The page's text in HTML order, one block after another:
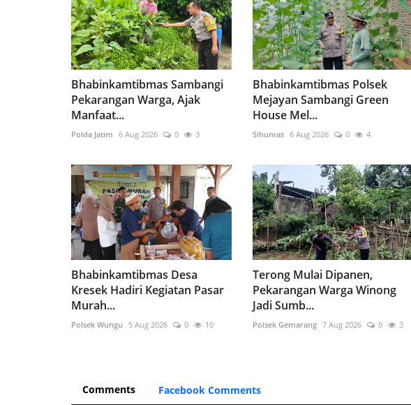
Bhabinkamtibmas Sambangi
Pekarangan Warga, Ajak
Manfaat...
Polda Jatim 6 Aug 2026 0 3
Bhabinkamtibmas Polsek
Mejayan Sambangi Green
House Mel...
Sihumas 6 Aug 2026 0 4
Bhabinkamtibmas Desa
Kresek Hadiri Kegiatan Pasar
Murah...
Polsek Wungu 5 Aug 2026 0 10
Terong Mulai Dipanen,
Pekarangan Warga Winong
Jadi Sumb...
Polsek Gemarang 7 Aug 2026 0 3
Comments Facebook Comments